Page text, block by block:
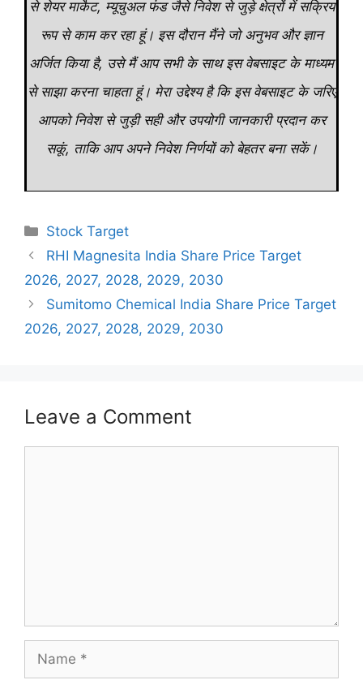
से शेयर मार्केट, म्यूचुअल फंड जैसे निवेश से जुड़े क्षेत्रों में सक्रिय
रूप से काम कर रहा हूं। इस दौरान मैंने जो अनुभव और ज्ञान
अर्जित किया है, उसे मैं आप सभी के साथ इस वेबसाइट के माध्यम
से साझा करना चाहता हूं। मेरा उद्देश्य है कि इस वेबसाइट के जरिए
आपको निवेश से जुड़ी सही और उपयोगी जानकारी प्रदान कर
सकूं, ताकि आप अपने निवेश निर्णयों को बेहतर बना सकें।
Categories
Stock Target
RHI Magnesita India Share Price Target
2026, 2027, 2028, 2029, 2030
Sumitomo Chemical India Share Price Target
2026, 2027, 2028, 2029, 2030
Leave a Comment
Name